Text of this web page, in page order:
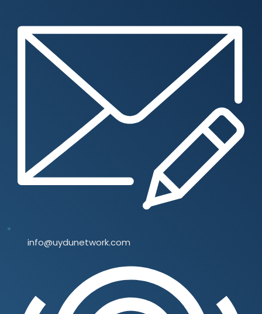
info@uydunetwork.com